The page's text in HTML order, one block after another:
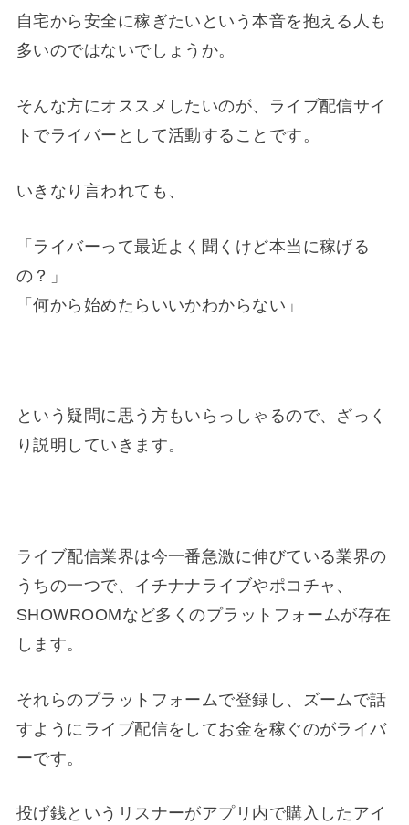
自宅から安全に稼ぎたいという本音を抱える人も
多いのではないでしょうか。
そんな方にオススメしたいのが、ライブ配信サイ
トでライバーとして活動することです。
いきなり言われても、
「ライバーって最近よく聞くけど本当に稼げる
の？」
「何から始めたらいいかわからない」
という疑問に思う方もいらっしゃるので、ざっく
り説明していきます。
ライブ配信業界は今一番急激に伸びている業界の
うちの一つで、イチナナライブやポコチャ、
SHOWROOMなど多くのプラットフォームが存在
します。
それらのプラットフォームで登録し、ズームで話
すようにライブ配信をしてお金を稼ぐのがライバ
ーです。
投げ銭というリスナーがアプリ内で購入したアイ